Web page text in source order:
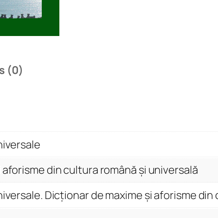
i
e
r
s
a
(0)
din cultura română și universală
Dicționar de maxime și aforisme din